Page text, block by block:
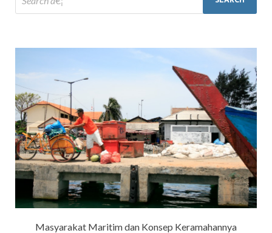
Masyarakat Maritim dan Konsep Keramahannya